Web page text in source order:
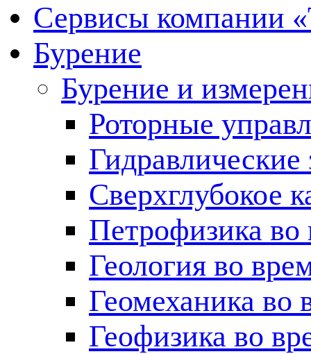
Сервисы компании
Бурение
Бурение и
Роторные
Сверхглубокое
Петрофизика во
Геология во
Геомеханика во
Геофизика во